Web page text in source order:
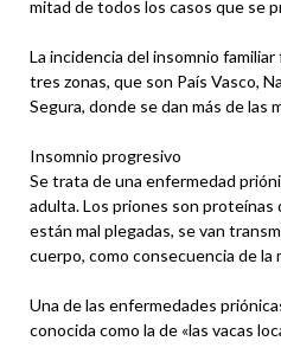
mitad de todos los casos que se
La incidencia del insomnio
tres zonas, que son País Vasco,
Segura, donde se dan más de las
Insomnio progresivo
Se trata de una enfermedad
adulta. Los priones son proteínas
están mal plegadas, se van
cuerpo, como consecuencia de la
Una de las enfermedades
conocida como la de «las vacas